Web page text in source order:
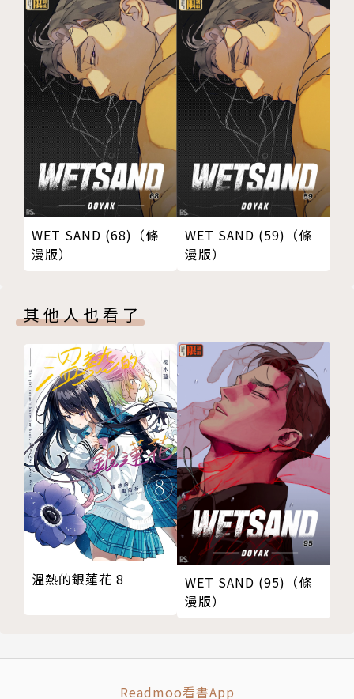
WET SAND (68)（條
漫版）
WET SAND (59)（條
漫版）
其他人也看了
溫熱的銀蓮花 8
WET SAND (95)（條
漫版）
Readmoo看書App